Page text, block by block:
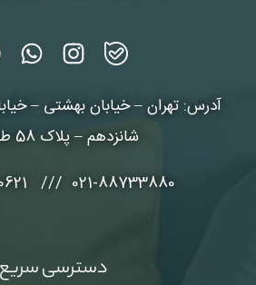
آدرس: تهران – خیابان بهشتی –
شانزدهم – پلاک 58 طبقه 3
021-88733880 /// 021-88730621
دسترسی سریع